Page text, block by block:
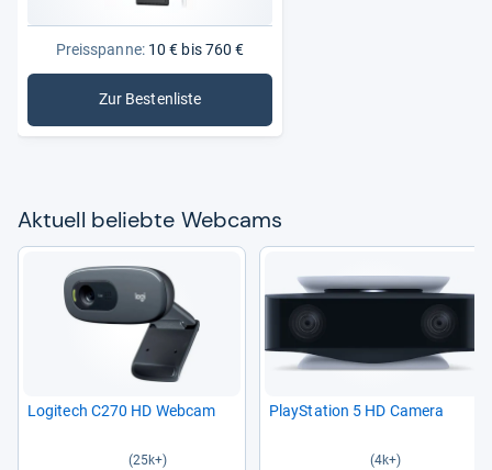
Preisspanne:10 € bis 760 €
Zur Bestenliste
: Webcams
Aktu­ell beliebte Web­cams
Logi­tech C270 HD Web­cam
(25k+)
Play­Sta­tion 5 HD Camera
(4k+)